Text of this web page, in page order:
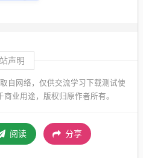
声明
自网络，仅供交流学习下载测试使
业用途，版权归原作者所有。
阅读 分享